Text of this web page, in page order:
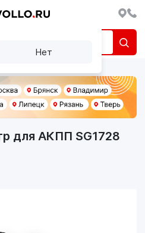
для АКПП SG1728
Нет